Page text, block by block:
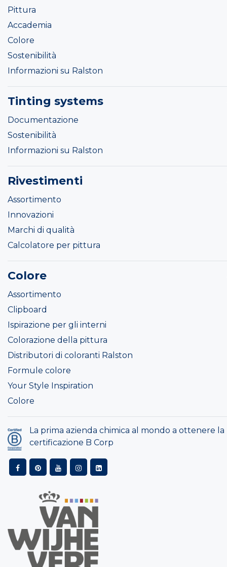
Pittura
Accademia
Colore
Sostenibilità
Informazioni su Ralston
Tinting systems
Documentazione
Sostenibilità
Informazioni su Ralston
Rivestimenti
Assortimento
Innovazioni
Marchi di qualità
Calcolatore per pittura
Colore
Assortimento
Clipboard
Ispirazione per gli interni
Colorazione della pittura
Distributori di coloranti Ralston
Formule colore
Your Style Inspiration
Colore
La prima azienda chimica al mondo a ottenere la
certificazione B Corp